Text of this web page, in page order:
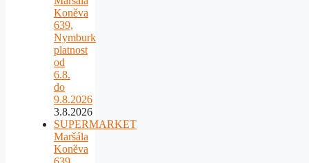
Koněva
639,
Nymburk
platnost
od
6.8.
do
9.8.2026
3.8.2026
SUPERMARKET
Maršála
Koněva